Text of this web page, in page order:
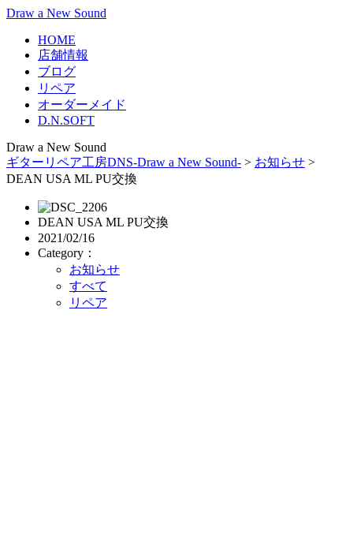
Draw a New Sound
HOME
店舗情報
ブログ
リペア
オーダーメイド
D.N.SOFT
Draw a New Sound
ギターリペア工房DNS-Draw a New Sound- > お知らせ >
DEAN USA ML PU交換
DEAN USA ML PU交換
2021/02/16
Category：
お知らせ
すべて
リペア